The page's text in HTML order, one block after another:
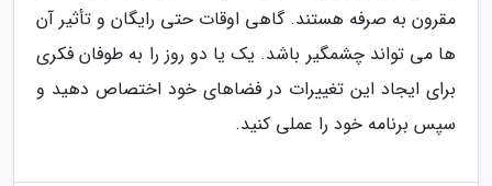
مقرون به صرفه هستند. گاهی اوقات حتی رایگان و تأثیر آن
ها می تواند چشمگیر باشد. یک یا دو روز را به طوفان فکری
برای ایجاد این تغییرات در فضاهای خود اختصاص دهید و
سپس برنامه خود را عملی کنید.